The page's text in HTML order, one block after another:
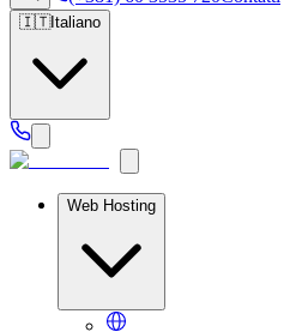
🇮🇹Italiano
Web Hosting